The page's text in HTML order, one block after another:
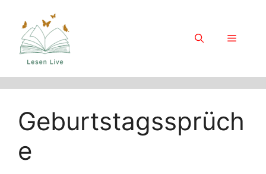
content
Menu
Geburtstagssprüch
e